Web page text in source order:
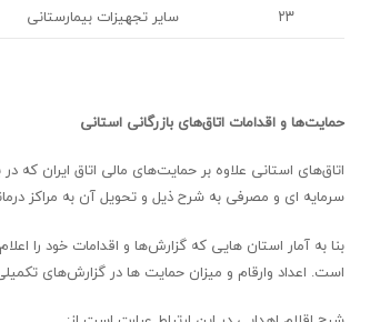
۲۳
سایر تجهیزات بیمارستانی
حمایت‌ها و اقدامات اتاق‌های بازرگانی استانی
اتاق‌های استانی علاوه بر حمایت‌های مالی اتاق ایران که
سرمایه ای و مصرفی به شرح ذیل و تحویل آن به مراکز
بنا به آمار استان هایی که گزارش‌ها و اقدامات خود را اعلام
است. اعداد وارقام و میزان حمایت ها در گزارش‌های